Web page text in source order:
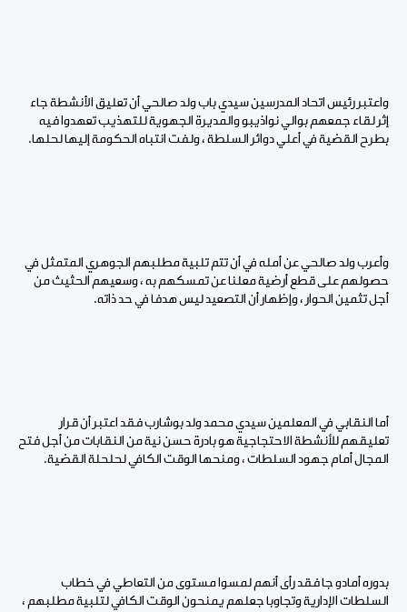
واعتبر رئيس اتحاد المدرسين سيدي باب ولد صالحي أن تعليق الأنشطة جاء
إثر لقاء جمعهم بوالي نواذيبو والمديرة الجهوية للتهذيب تعهدوا فيه
بطرح القضية في أعلي دوائر السلطة ، ولفت انتباه الحكومة إليها لحلها.
وأعرب ولد صالحي عن أمله في أن تتم تلبية مطلبهم الجوهري المتمثل في
حصولهم على قطع أرضية معلنا عن تمسكهم به ، وسعيهم الحثيث من
أجل تثمين الحوار ، وإظهار أن التصعيد ليس هدفا في حد ذاته.
أما النقابي في المعلمين سيدي محمد ولد بوشارب فقد اعتبر أن قرار
تعليقهم للأنشطة الاحتجاجية هو بادرة حسن نية من النقابات من أجل فتح
المجال أمام جهود السلطات ، ومنحها الوقت الكافي لحلحلة القضية.
بدوره أمادو جا فقد رأى أنهم لمسوا مستوى من التعاطي في خطاب
السلطات الإدارية وتجاوبا جعلهم يمنحون الوقت الكافي لتلبية مطلبهم ،